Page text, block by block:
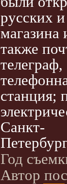
русских
магазина
также
телеграф,
станция;
Санкт-
Год
Автор